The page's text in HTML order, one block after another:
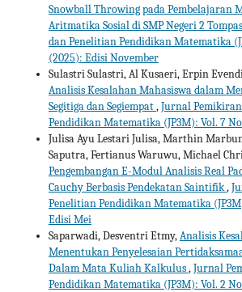
Snowball Throwing pada Pembelajaran
Aritmatika Sosial di SMP Negeri 2
dan Penelitian Pendidikan Matematika
(2025): Edisi November
Sulastri Sulastri, Al Kusaeri, Erpin
Analisis Kesalahan Mahasiswa dalam
Segitiga dan Segiempat,Jurnal
Pendidikan Matematika (JP3M): Vol. 7
Julisa Ayu Lestari Julisa, Marthin
Saputra, Fertianus Waruwu, Michael
Pengembangan E-Modul Analisis Real
Cauchy Berbasis Pendekatan Saintifik,
Penelitian Pendidikan Matematika
Edisi Mei
Saparwadi, Desventri Etmy,Analisis
Menentukan Penyelesaian
Dalam Mata Kuliah Kalkulus,Jurnal
Pendidikan Matematika (JP3M): Vol. 2